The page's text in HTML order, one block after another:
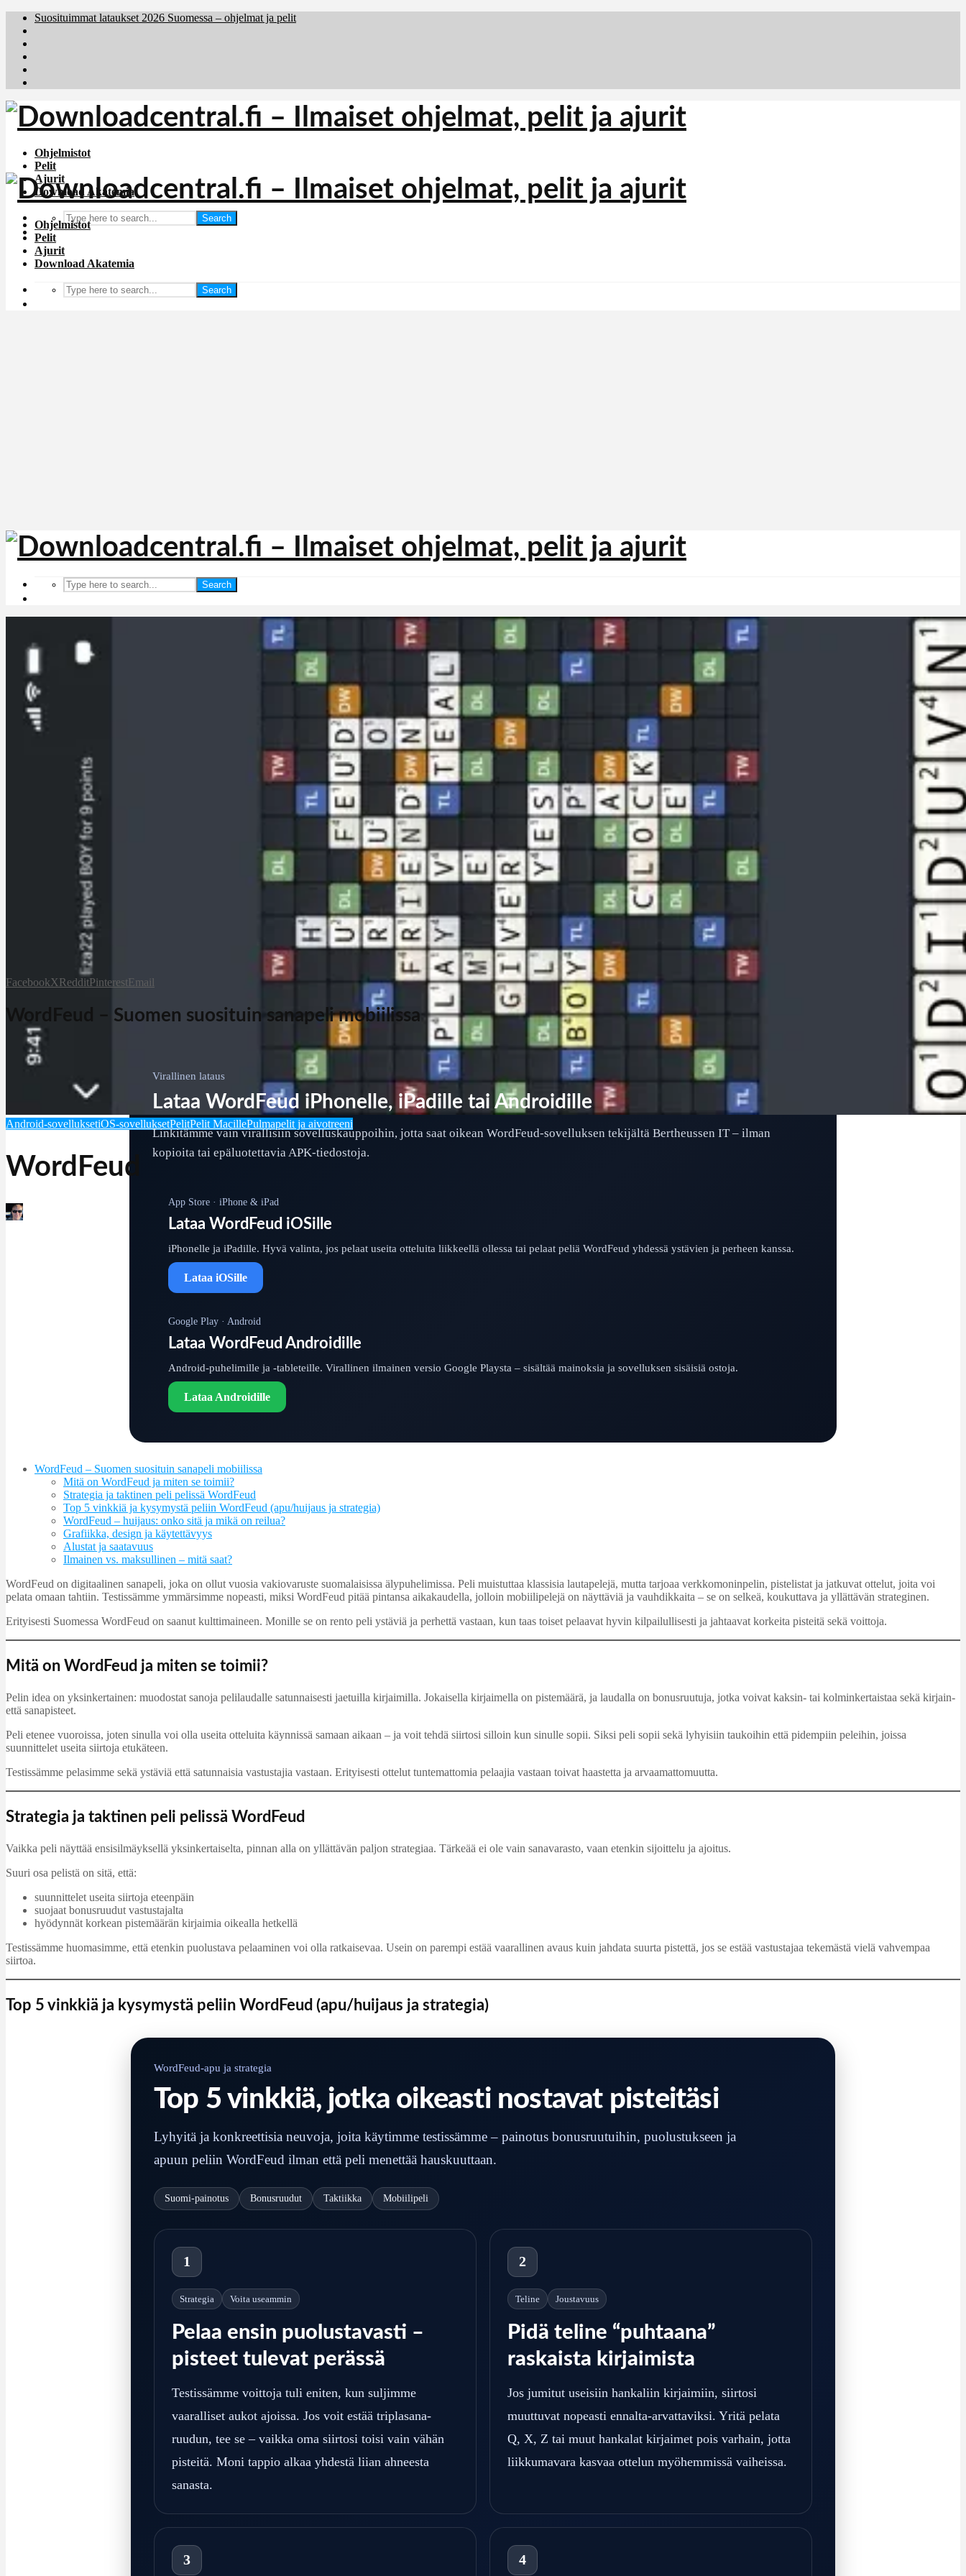
Suosituimmat lataukset 2026 Suomessa – ohjelmat ja pelit
Ohjelmistot
Pelit
Ajurit
Download Akatemia
Search
Ohjelmistot
Pelit
Ajurit
Download Akatemia
Search
Search
Android-sovelluksetiOS-sovelluksetPelitPelit MacillePulmapelit ja aivotreeni
WordFeud
FacebookXRedditPinterestEmail
WordFeud – Suomen suosituin sanapeli mobiilissa
Virallinen lataus
Lataa WordFeud iPhonelle, iPadille tai Androidille
Linkitämme vain virallisiin sovelluskauppoihin, jotta saat oikean WordFeud-sovelluksen tekijältä Bertheussen IT – ilman
kopioita tai epäluotettavia APK-tiedostoja.
App Store · iPhone & iPad
Lataa WordFeud iOSille
iPhonelle ja iPadille. Hyvä valinta, jos pelaat useita otteluita liikkeellä ollessa tai pelaat peliä WordFeud yhdessä ystävien ja perheen kanssa.
Lataa iOSille
Google Play · Android
Lataa WordFeud Androidille
Android-puhelimille ja -tableteille. Virallinen ilmainen versio Google Playsta – sisältää mainoksia ja sovelluksen sisäisiä ostoja.
Lataa Androidille
WordFeud – Suomen suosituin sanapeli mobiilissa
Mitä on WordFeud ja miten se toimii?
Strategia ja taktinen peli pelissä WordFeud
Top 5 vinkkiä ja kysymystä peliin WordFeud (apu/huijaus ja strategia)
WordFeud – huijaus: onko sitä ja mikä on reilua?
Grafiikka, design ja käytettävyys
Alustat ja saatavuus
Ilmainen vs. maksullinen – mitä saat?
WordFeud on digitaalinen sanapeli, joka on ollut vuosia vakiovaruste suomalaisissa älypuhelimissa. Peli muistuttaa klassisia lautapelejä, mutta tarjoaa verkkomoninpelin, pistelistat ja jatkuvat ottelut, joita voi
pelata omaan tahtiin. Testissämme ymmärsimme nopeasti, miksi WordFeud pitää pintansa aikakaudella, jolloin mobiilipelejä on näyttäviä ja vauhdikkaita – se on selkeä, koukuttava ja yllättävän strateginen.
Erityisesti Suomessa WordFeud on saanut kulttimaineen. Monille se on rento peli ystäviä ja perhettä vastaan, kun taas toiset pelaavat hyvin kilpailullisesti ja jahtaavat korkeita pisteitä sekä voittoja.
Mitä on WordFeud ja miten se toimii?
Pelin idea on yksinkertainen: muodostat sanoja pelilaudalle satunnaisesti jaetuilla kirjaimilla. Jokaisella kirjaimella on pistemäärä, ja laudalla on bonusruutuja, jotka voivat kaksin- tai kolminkertaistaa sekä kirjain-
että sanapisteet.
Peli etenee vuoroissa, joten sinulla voi olla useita otteluita käynnissä samaan aikaan – ja voit tehdä siirtosi silloin kun sinulle sopii. Siksi peli sopii sekä lyhyisiin taukoihin että pidempiin peleihin, joissa
suunnittelet useita siirtoja etukäteen.
Testissämme pelasimme sekä ystäviä että satunnaisia vastustajia vastaan. Erityisesti ottelut tuntemattomia pelaajia vastaan toivat haastetta ja arvaamattomuutta.
Strategia ja taktinen peli pelissä WordFeud
Vaikka peli näyttää ensisilmäyksellä yksinkertaiselta, pinnan alla on yllättävän paljon strategiaa. Tärkeää ei ole vain sanavarasto, vaan etenkin sijoittelu ja ajoitus.
Suuri osa pelistä on sitä, että:
suunnittelet useita siirtoja eteenpäin
suojaat bonusruudut vastustajalta
hyödynnät korkean pistemäärän kirjaimia oikealla hetkellä
Testissämme huomasimme, että etenkin puolustava pelaaminen voi olla ratkaisevaa. Usein on parempi estää vaarallinen avaus kuin jahdata suurta pistettä, jos se estää vastustajaa tekemästä vielä vahvempaa
siirtoa.
Top 5 vinkkiä ja kysymystä peliin WordFeud (apu/huijaus ja strategia)
WordFeud-apu ja strategia
Top 5 vinkkiä, jotka oikeasti nostavat pisteitäsi
Lyhyitä ja konkreettisia neuvoja, joita käytimme testissämme – painotus bonusruutuihin, puolustukseen ja
apuun peliin WordFeud ilman että peli menettää hauskuuttaan.
Suomi-painotus Bonusruudut Taktiikka Mobiilipeli
1
Strategia Voita useammin
Pelaa ensin puolustavasti –
pisteet tulevat perässä
Testissämme voittoja tuli eniten, kun suljimme
vaaralliset aukot ajoissa. Jos voit estää triplasana-
ruudun, tee se – vaikka oma siirtosi toisi vain vähän
pisteitä. Moni tappio alkaa yhdestä liian ahneesta
sanasta.
2
Teline Joustavuus
Pidä teline “puhtaana”
raskaista kirjaimista
Jos jumitut useisiin hankaliin kirjaimiin, siirtosi
muuttuvat nopeasti ennalta-arvattaviksi. Yritä pelata
Q, X, Z tai muut hankalat kirjaimet pois varhain, jotta
liikkumavara kasvaa ottelun myöhemmissä vaiheissa.
3 4